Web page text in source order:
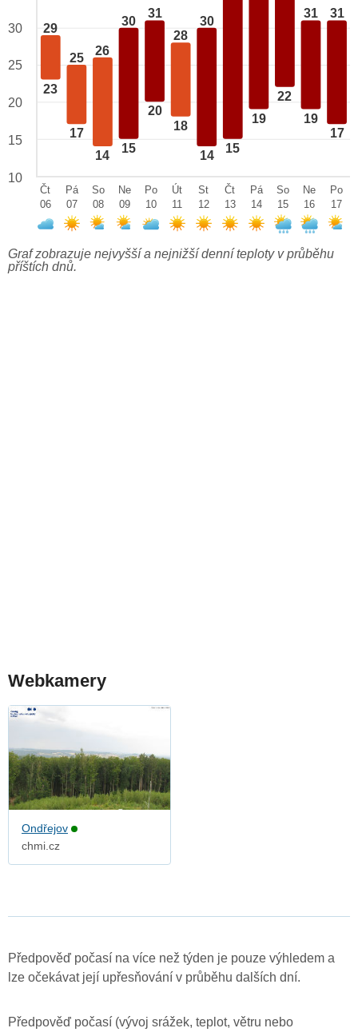
29
23
25
17
26
14
30
15
31
20
28
18
30
14
15
19
22
31
19
31
17
30
25
20
15
10
Čt
06
Pá
07
So
08
Ne
09
Po
10
Út
11
St
12
Čt
13
Pá
14
So
15
Ne
16
Po
17
Graf zobrazuje nejvyšší a nejnižší denní teploty v průběhu
příštích dnů.
Webkamery
Ondřejov
chmi.cz
Předpověď počasí na více než týden je pouze výhledem a
lze očekávat její upřesňování v průběhu dalších dní.
Předpověď počasí (vývoj srážek, teplot, větru nebo